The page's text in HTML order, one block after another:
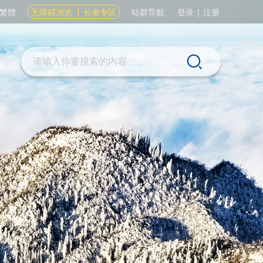
繁體 无障碍浏览 长者专区 站群导航 登录 | 注册